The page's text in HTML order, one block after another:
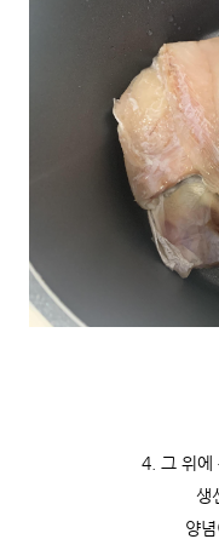
4. 그 위에
생
양